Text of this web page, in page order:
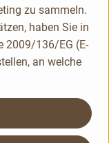
zu sammeln.
haben Sie in
2009/136/EG (E-
an welche